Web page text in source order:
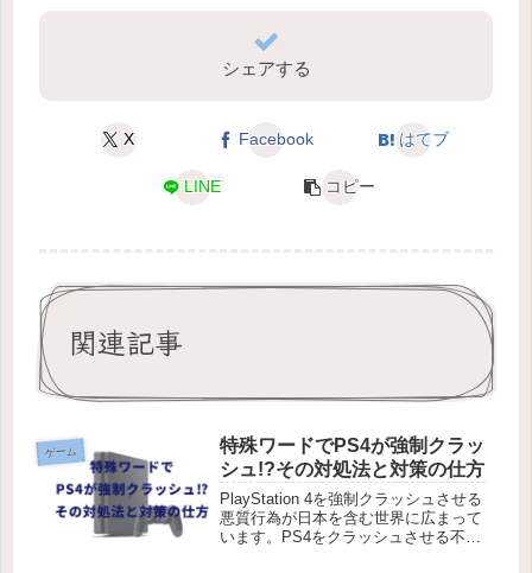
シェアする
X Facebook はてブ
LINE コピー
関連記事
ゲーム
特殊ワードでPS4が強制クラッ
シュ!?その対処法と対策の仕方
PlayStation 4を強制クラッシュさせる
悪質行為が日本を含む世界に広まって
います。PS4をクラッシュさせる不具